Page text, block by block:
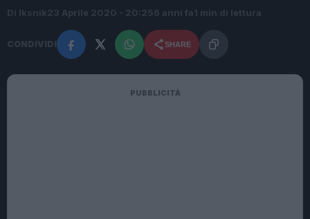
Di Iksnik23 Aprile 2020 - 20:256 anni fa 1 min di lettura
CONDIVIDI SHARE
PUBBLICITÀ